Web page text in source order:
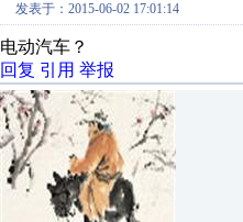
发表于：2015-06-02 17:01:14
电动汽车？
回复 引用 举报